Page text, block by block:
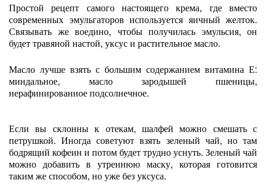
Простой рецепт самого настоящего крема, где вместо
современных эмульгаторов используется яичный желток.
Связывать же воедино, чтобы получилась эмульсия, он
будет травяной настой, уксус и растительное масло.
Масло лучше взять с большим содержанием витамина Е:
миндальное, масло зародышей пшеницы,
нерафинированное подсолнечное.
Если вы склонны к отекам, шалфей можно смешать с
петрушкой. Иногда советуют взять зеленый чай, но там
бодрящий кофеин и потом будет трудно уснуть. Зеленый чай
можно добавить в утреннюю маску, которая готовится
таким же способом, но уже без уксуса.